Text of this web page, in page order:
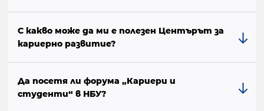
С какво може да ми е полезен Центърът за
кариерно развитие?
Да посетя ли форума „Кариери и
студенти“ в НБУ?